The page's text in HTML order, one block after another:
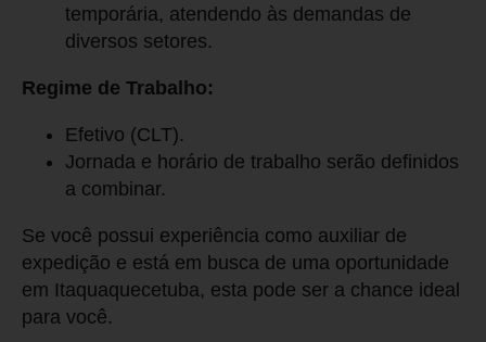
temporária, atendendo às demandas de
diversos setores.
Regime de Trabalho:
Efetivo (CLT).
Jornada e horário de trabalho serão definidos
a combinar.
Se você possui experiência como auxiliar de
expedição e está em busca de uma oportunidade
em Itaquaquecetuba, esta pode ser a chance ideal
para você.